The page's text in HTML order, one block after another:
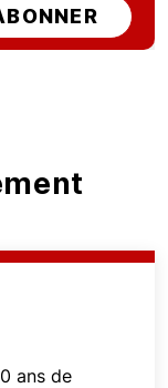
ans de